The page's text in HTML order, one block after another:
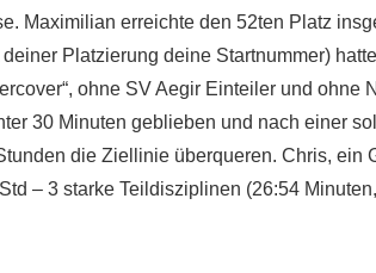
Maximilian erreichte den 52ten Platz
Platzierung deine Startnummer)
ohne SV Aegir Einteiler und ohne
30 Minuten geblieben und nach einer
die Ziellinie überqueren. Chris, ein
– 3 starke Teildisziplinen (26:54